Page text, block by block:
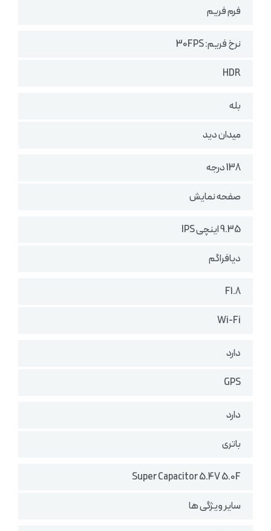
فرم فریم
نرخ فریم: 30FPS
HDR
بله
میدان دید
138 درجه
صفحه نمایش
9.35 اینچی IPS
دیافراگم
F1.8
Wi-Fi
دارد
GPS
دارد
باتری
Super Capacitor 5.4V 5.0F
سایر ویژگی ها